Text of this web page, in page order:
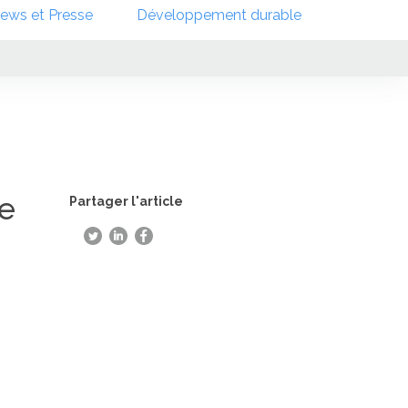
et Presse Développement durable
Partager l'article